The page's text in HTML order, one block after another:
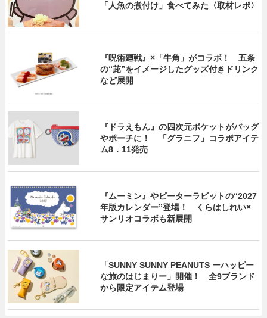
「人魚の煮付け」食べてみた〈取材レポ〉
『呪術廻戦』×「牛角」がコラボ！ 五条
の“茈”をイメージしたグッズ付きドリンク
など展開
『ドラえもん』の四次元ポケットがバッグ
やポーチに！ 「グラニフ」コラボアイテ
ム8．11発売
『ムーミン』やピーターラビットの“2027
年版カレンダー”登場！ くらはしれい×
サンリオコラボも新展開
「SUNNY SUNNY PEANUTS ーハッピー
な旅のはじまりー」開催！ 全9ブランド
から限定アイテム登場